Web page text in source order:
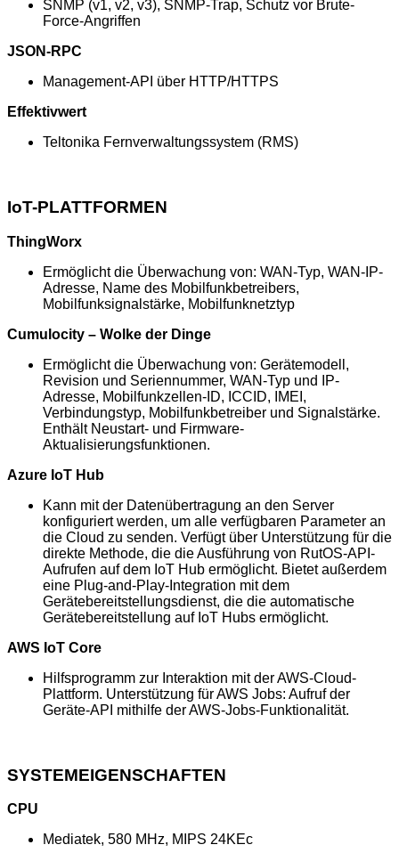
SNMP (v1, v2, v3), SNMP-Trap, Schutz vor Brute-
Force-Angriffen
JSON-RPC
Management-API über HTTP/HTTPS
Effektivwert
Teltonika Fernverwaltungssystem (RMS)
IoT-PLATTFORMEN
ThingWorx
Ermöglicht die Überwachung von: WAN-Typ, WAN-IP-
Adresse, Name des Mobilfunkbetreibers,
Mobilfunksignalstärke, Mobilfunknetztyp
Cumulocity – Wolke der Dinge
Ermöglicht die Überwachung von: Gerätemodell,
Revision und Seriennummer, WAN-Typ und IP-
Adresse, Mobilfunkzellen-ID, ICCID, IMEI,
Verbindungstyp, Mobilfunkbetreiber und Signalstärke.
Enthält Neustart- und Firmware-
Aktualisierungsfunktionen.
Azure IoT Hub
Kann mit der Datenübertragung an den Server
konfiguriert werden, um alle verfügbaren Parameter an
die Cloud zu senden. Verfügt über Unterstützung für die
direkte Methode, die die Ausführung von RutOS-API-
Aufrufen auf dem IoT Hub ermöglicht. Bietet außerdem
eine Plug-and-Play-Integration mit dem
Gerätebereitstellungsdienst, die die automatische
Gerätebereitstellung auf IoT Hubs ermöglicht.
AWS IoT Core
Hilfsprogramm zur Interaktion mit der AWS-Cloud-
Plattform. Unterstützung für AWS Jobs: Aufruf der
Geräte-API mithilfe der AWS-Jobs-Funktionalität.
SYSTEMEIGENSCHAFTEN
CPU
Mediatek, 580 MHz, MIPS 24KEc